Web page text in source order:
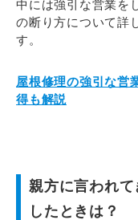
中には強引な営業を
の断り方について詳
す。
屋根修理の強引な営
得も解説
親方に言われ
したときは？